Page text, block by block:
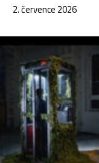
2. července 2026